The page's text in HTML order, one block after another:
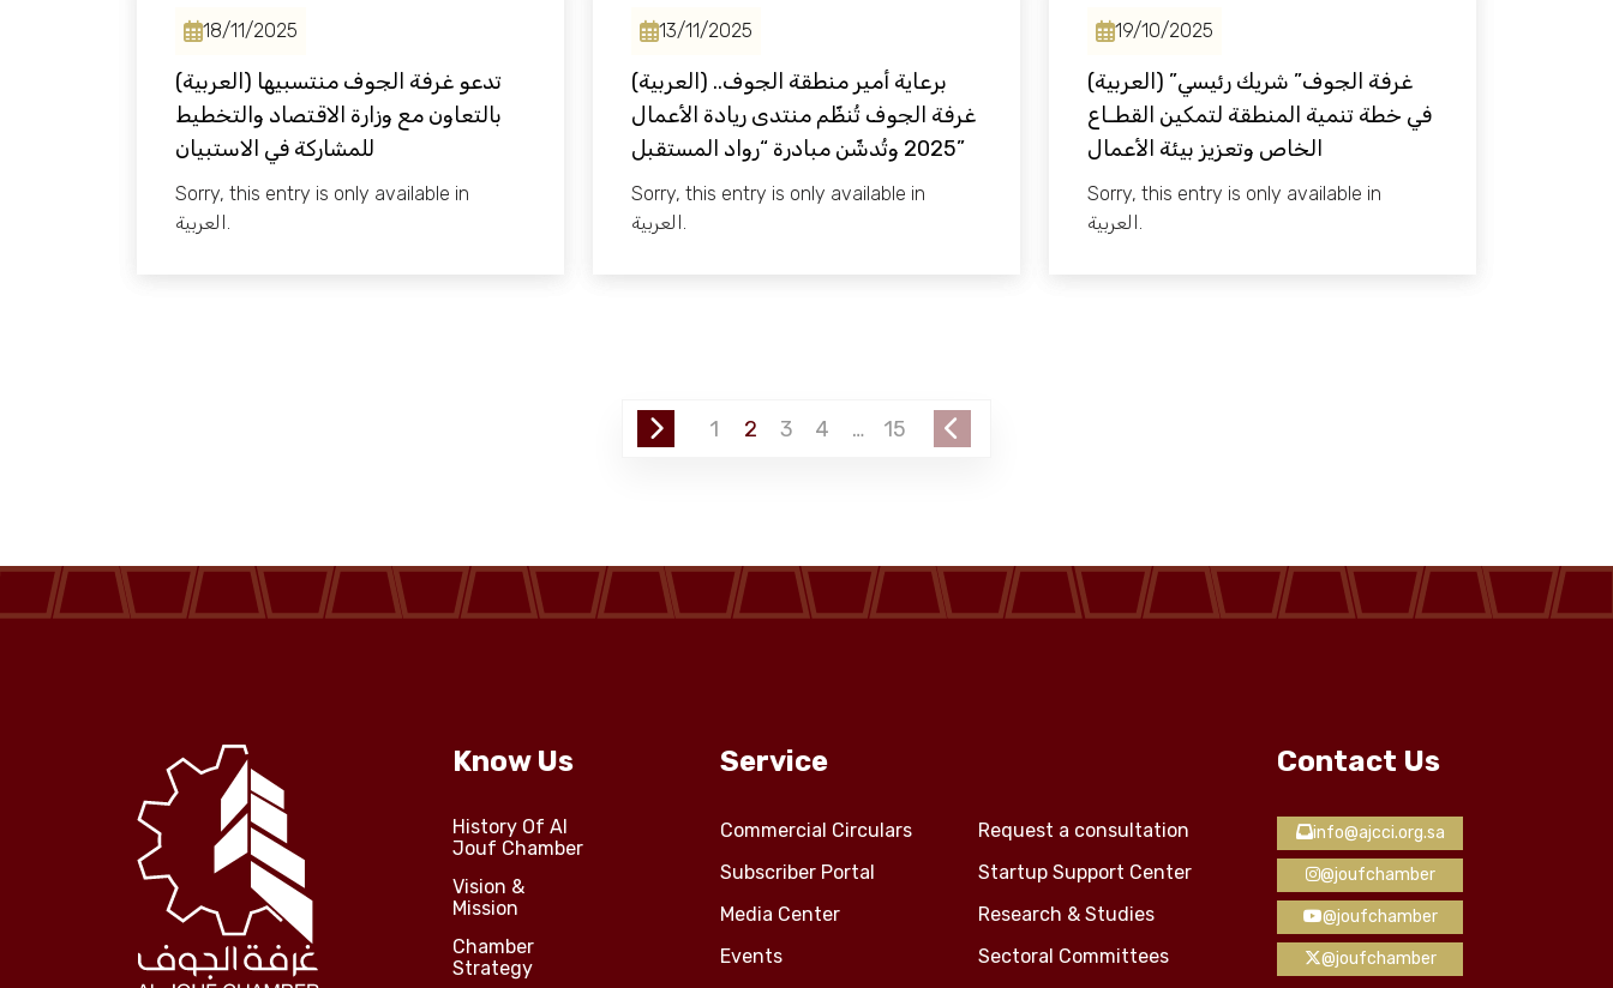
Al-Jouf events
18/11/2025
(العربية) تدعو غرفة الجوف منتسبيها
بالتعاون مع وزارة الاقتصاد والتخطيط
للمشاركة في الاستبيان
Sorry, this entry is only available in
العربية.
13/11/2025
(العربية) برعاية أمير منطقة الجوف..
غرفة الجوف تُنظّم منتدى ريادة الأعمال
2025 وتُدشّن مبادرة “رواد المستقبل”
Sorry, this entry is only available in
العربية.
19/10/2025
(العربية) ‎”غرفة الجوف” شريك رئيسي
في خطة تنمية المنطقة لتمكين القطـاع
الخاص وتعزيز بيئة الأعمال
Sorry, this entry is only available in
العربية.
1 2 3 4 … 15
Know Us
History Of Al
Jouf Chamber
Vision &
Mission
Chamber
Strategy
Service
Commercial Circulars
Request a consultation
Subscriber Portal
Startup Support Center
Media Center
Research & Studies
Events
Sectoral Committees
Contact Us
info@ajcci.org.sa
@joufchamber
@joufchamber
@joufchamber